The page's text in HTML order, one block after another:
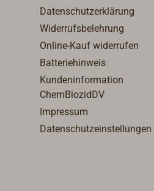
besondere Flechtart
liegt der
des unbelasteten
etwa 15% bis 20% über
als
ganze Trossen sind
Datenschutzerklärung
Widerrufsbelehrung
Online-Kauf widerrufen
Batteriehinweis
Kundeninformation
ChemBiozidDV
Impressum
Datenschutzeinstellungen